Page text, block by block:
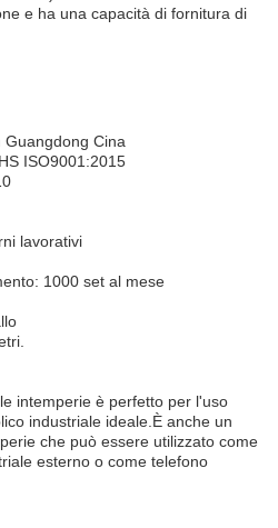
e ha una capacità di fornitura di
Cina
ISO9001:2015
lavorativi
1000 set al mese
intemperie è perfetto per l'uso
industriale ideale.È anche un
che può essere utilizzato come
esterno o come telefono